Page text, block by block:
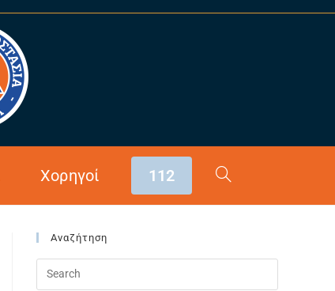
Χορηγοί 112
Αναζήτηση